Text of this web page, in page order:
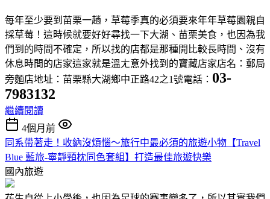
每年至少要到苗栗一趟，草莓季真的必須要來年年草莓園親自
採草莓！這時候就要好好尋找一下大湖、苗栗美食，也因為我
們到的時間不確定，所以找的店都是那種開比較長時間、沒有
休息時間的店家這家就是溫ㄤ意外找到的寶藏店家店名：郵局
旁麵店地址：苗栗縣大湖鄉中正路42之1號電話： 03-
7983132
繼續閱讀
4個月前
同系帶著走！收納沒煩惱～旅行中最必須的旅遊小物【Travel
Blue 藍旅-寧靜頸枕同色套組】打造最佳旅遊快樂
國內旅遊